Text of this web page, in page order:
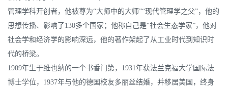
管理学科开创者，他被尊为“大师中的大师”“现代管理学之父”，他的
思想传播、影响了130多个国家；他称自己是“社会生态学家”，他对
社会学和经济学的影响深远，他的著作架起了从工业时代到知识时
代的桥梁。
1909年生于维也纳的一个书香门第，1931年获法兰克福大学国际法
博士学位，1937年与他的德国校友多丽丝结婚，并移居美国，终身